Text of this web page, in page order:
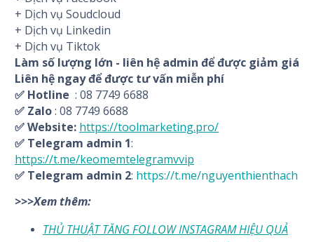
+ Dịch vụ Soudcloud
+ Dịch vụ Linkedin
+ Dịch vụ Tiktok
Làm số lượng lớn - liên hệ admin để được giảm giá
Liên hệ ngay để được tư vấn miễn phí
✅ Hotline : 08 7749 6688
✅ Zalo: 08 7749 6688
✅ Website: https://toolmarketing.pro/
✅ Telegram admin 1:
https://t.me/keomemtelegramvvip
✅ Telegram admin 2: https://t.me/nguyenthienthach
>>>Xem thêm:
THỦ THUẬT TĂNG FOLLOW INSTAGRAM HIỆU QUẢ